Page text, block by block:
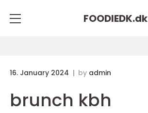
FOODIEDK.dk
16. January 2024 by admin
brunch kbh